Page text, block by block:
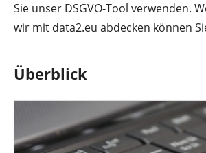
Sie unser DSGVO-Tool verwenden.
wir mit data2.eu abdecken können
Überblick